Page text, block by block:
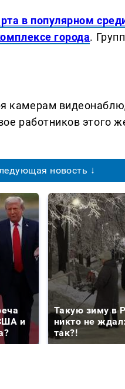
в популярном
города.
камерам
работников этого
новость ↓
и
Такую зиму в
никто не
так?!